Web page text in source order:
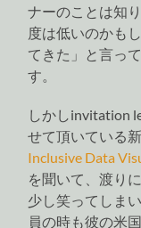
ナーのことは知
度は低いのかも
てきた」と言っ
す。
しかしinvitation
せて頂いている
Inclusive Data
を聞いて、渡り
少し笑ってしま
員の時も彼の米